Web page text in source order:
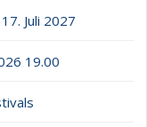
Juli 2027
19.00